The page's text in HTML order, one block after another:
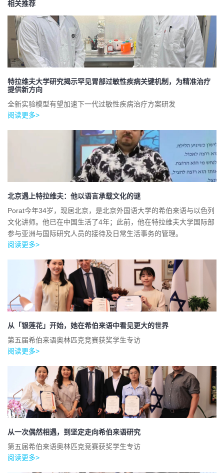
相关推荐
特拉维夫大学研究揭示罕见胃部过敏性疾病关键机制，为精准治疗
提供新方向
全新实验模型有望加速下一代过敏性疾病治疗方案研发
阅读更多>
北京遇上特拉维夫：他以语言承载文化的谜
Porat今年34岁，现居北京，是北京外国语大学的希伯来语与以色列
文化讲师。他已在中国生活了4年；此前，他在特拉维夫大学国际部
参与亚洲与国际研究人员的接待及日常生活事务的管理。
阅读更多>
从「银莲花」开始，她在希伯来语中看见更大的世界
第五届希伯来语奥林匹克竞赛获奖学生专访
阅读更多>
从一次偶然相遇，到坚定走向希伯来语研究
第五届希伯来语奥林匹克竞赛获奖学生专访
阅读更多>